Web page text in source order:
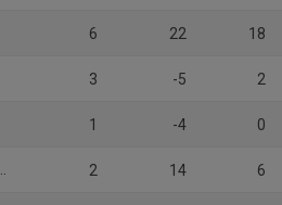
6 22 18
3 -5 2
1 -4 0
2 14 6